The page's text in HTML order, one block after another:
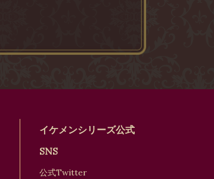
イケメンシリーズ公式
SNS
公式Twitter